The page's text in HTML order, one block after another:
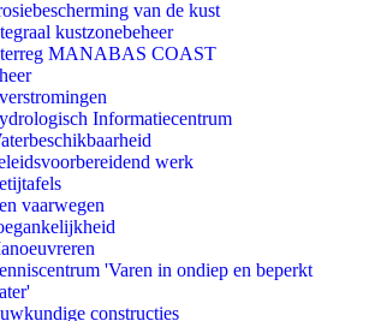
van de kust
kustzonebeheer
MANABAS COAST
Informatiecentrum
werk
vaarwegen
'Varen in ondiep en beperkt
constructies